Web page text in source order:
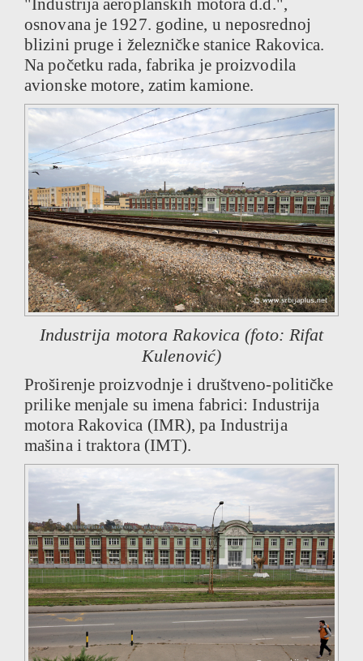
"Industrija aeroplanskih motora d.d.",
osnovana je 1927. godine, u neposrednoj
blizini pruge i železničke stanice Rakovica.
Na početku rada, fabrika je proizvodila
avionske motore, zatim kamione.
Industrija motora Rakovica (foto: Rifat
Kulenović)
Proširenje proizvodnje i društveno-političke
prilike menjale su imena fabrici: Industrija
motora Rakovica (IMR), pa Industrija
mašina i traktora (IMT).